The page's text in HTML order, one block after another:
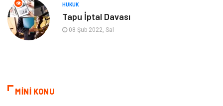
Güzellik
HUKUK
Tapu İptal Davası
08 Şub 2022, Sal
MİNİ KONU